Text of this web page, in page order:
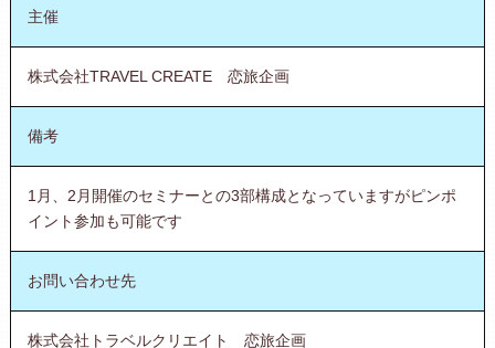
主催
株式会社TRAVEL CREATE 恋旅企画
備考
1月、2月開催のセミナーとの3部構成となっていますがピンポ
イント参加も可能です
お問い合わせ先
株式会社トラベルクリエイト 恋旅企画